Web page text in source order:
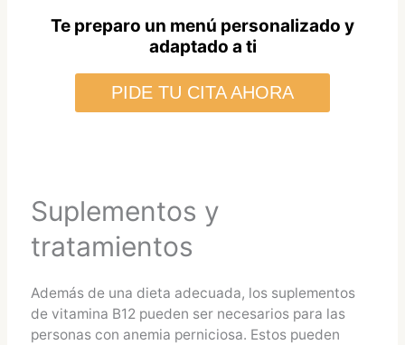
Te preparo un menú personalizado y
adaptado a ti
PIDE TU CITA AHORA
Suplementos y
tratamientos
Además de una dieta adecuada, los suplementos
de vitamina B12 pueden ser necesarios para las
personas con anemia perniciosa. Estos pueden